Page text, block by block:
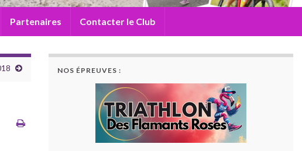
Partenaires Contacter le Club
NOS ÉPREUVES :